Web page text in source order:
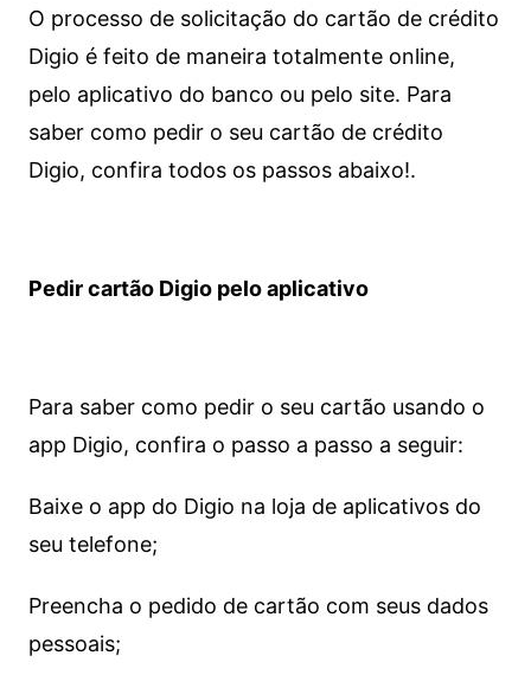
O processo de solicitação do cartão de crédito
Digio é feito de maneira totalmente online,
pelo aplicativo do banco ou pelo site. Para
saber como pedir o seu cartão de crédito
Digio, confira todos os passos abaixo!.
Pedir cartão Digio pelo aplicativo
Para saber como pedir o seu cartão usando o
app Digio, confira o passo a passo a seguir:
Baixe o app do Digio na loja de aplicativos do
seu telefone;
Preencha o pedido de cartão com seus dados
pessoais;